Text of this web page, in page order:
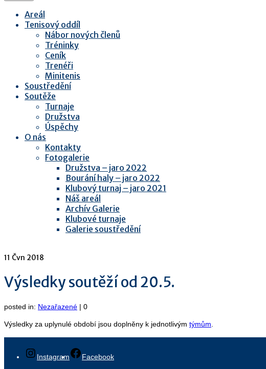
Areál
Tenisový oddíl
Nábor nových členů
Tréninky
Ceník
Trenéři
Minitenis
Soustředění
Soutěže
Turnaje
Družstva
Úspěchy
O nás
Kontakty
Fotogalerie
Družstva – jaro 2022
Bourání haly – jaro 2022
Klubový turnaj – jaro 2021
Náš areál
Archív Galerie
Klubové turnaje
Galerie soustředění
11 Čvn 2018
Výsledky soutěží od 20.5.
posted in: Nezařazené | 0
Výsledky za uplynulé období jsou doplněny k jednotlivým týmům.
Instagram Facebook